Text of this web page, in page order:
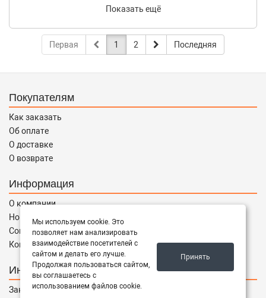
Показать ещё
Первая 1 2 Последняя
Покупателям
Как заказать
Об оплате
О доставке
О возврате
Информация
О компании
Новости
Соглашение
Контакты
Интернет магазин
Заказы
Мы используем cookie. Это
позволяет нам анализировать
взаимодействие посетителей с
сайтом и делать его лучше.
Продолжая пользоваться сайтом,
вы соглашаетесь с
использованием файлов cookie.
Принять